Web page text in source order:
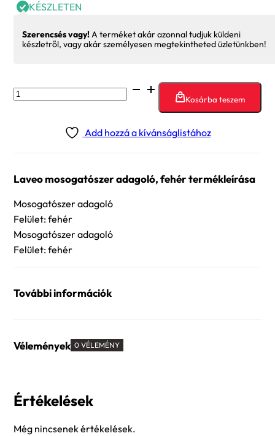
KÉSZLETEN
Szerencsés vagy!A terméket akár azonnal tudjuk küldeni
készletről, vagy akár személyesen megtekintheted üzletünkben!
Laveo
mosogatószer
Kosárba teszem
Add hozzá a kívánságlistához
Laveo mosogatószer adagoló, fehér termékleírása
Mosogatószer adagoló
Felület: fehér
Mosogatószer adagoló
Felület: fehér
További információk
Vélemények 0 VÉLEMÉNY
Értékelések
Még nincsenek értékelések.